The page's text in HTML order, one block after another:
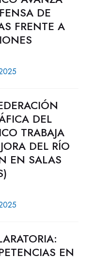
DE
FRENTE A
DEL
TRABAJA
DEL RÍO
EN SALAS
EN